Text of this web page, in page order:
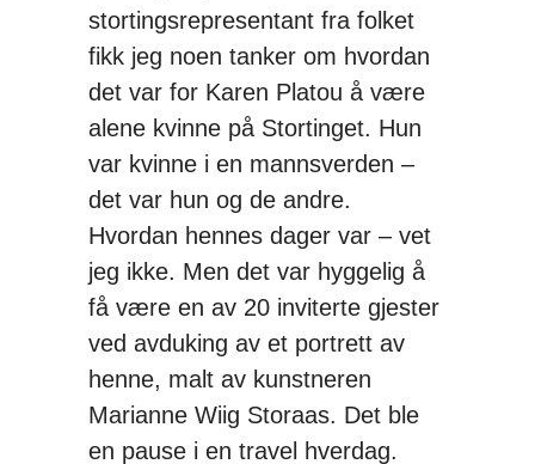
stortingsrepresentant fra folket
fikk jeg noen tanker om hvordan
det var for Karen Platou å være
alene kvinne på Stortinget. Hun
var kvinne i en mannsverden –
det var hun og de andre.
Hvordan hennes dager var – vet
jeg ikke. Men det var hyggelig å
få være en av 20 inviterte gjester
ved avduking av et portrett av
henne, malt av kunstneren
Marianne Wiig Storaas. Det ble
en pause i en travel hverdag.